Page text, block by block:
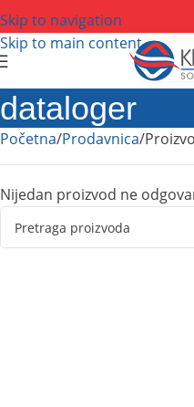
Skip to navigation
Skip to main content
dataloger
Početna Prodavnica
Nijedan proizvod ne